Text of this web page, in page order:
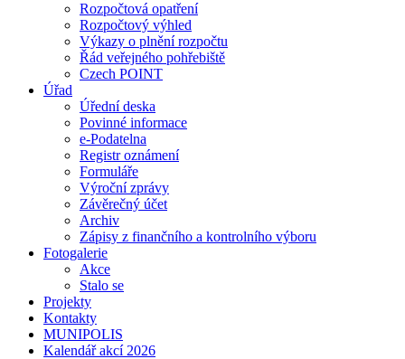
Rozpočtová opatření
Rozpočtový výhled
Výkazy o plnění rozpočtu
Řád veřejného pohřebiště
Czech POINT
Úřad
Úřední deska
Povinné informace
e-Podatelna
Registr oznámení
Formuláře
Výroční zprávy
Závěrečný účet
Archiv
Zápisy z finančního a kontrolního výboru
Fotogalerie
Akce
Stalo se
Projekty
Kontakty
MUNIPOLIS
Kalendář akcí 2026